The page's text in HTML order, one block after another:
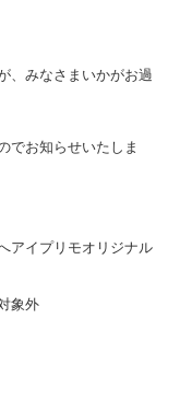
、みなさまいかがお過
でお知らせいたしま
アイプリモオリジナル
象外